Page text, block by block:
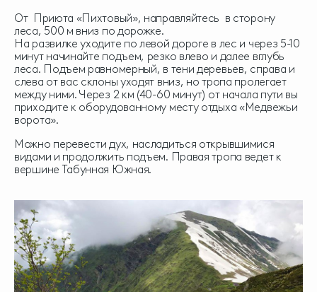
От Приюта «Пихтовый», направляйтесь в сторону
леса, 500 м вниз по дорожке.
На развилке уходите по левой дороге в лес и через 5-10
минут начинайте подъем, резко влево и далее вглубь
леса. Подъем равномерный, в тени деревьев, справа и
слева от вас склоны уходят вниз, но тропа пролегает
между ними. Через 2 км (40-60 минут) от начала пути вы
приходите к оборудованному месту отдыха «Медвежьи
ворота».
Можно перевести дух, насладиться открывшимися
видами и продолжить подъем. Правая тропа ведет к
вершине Табунная Южная.